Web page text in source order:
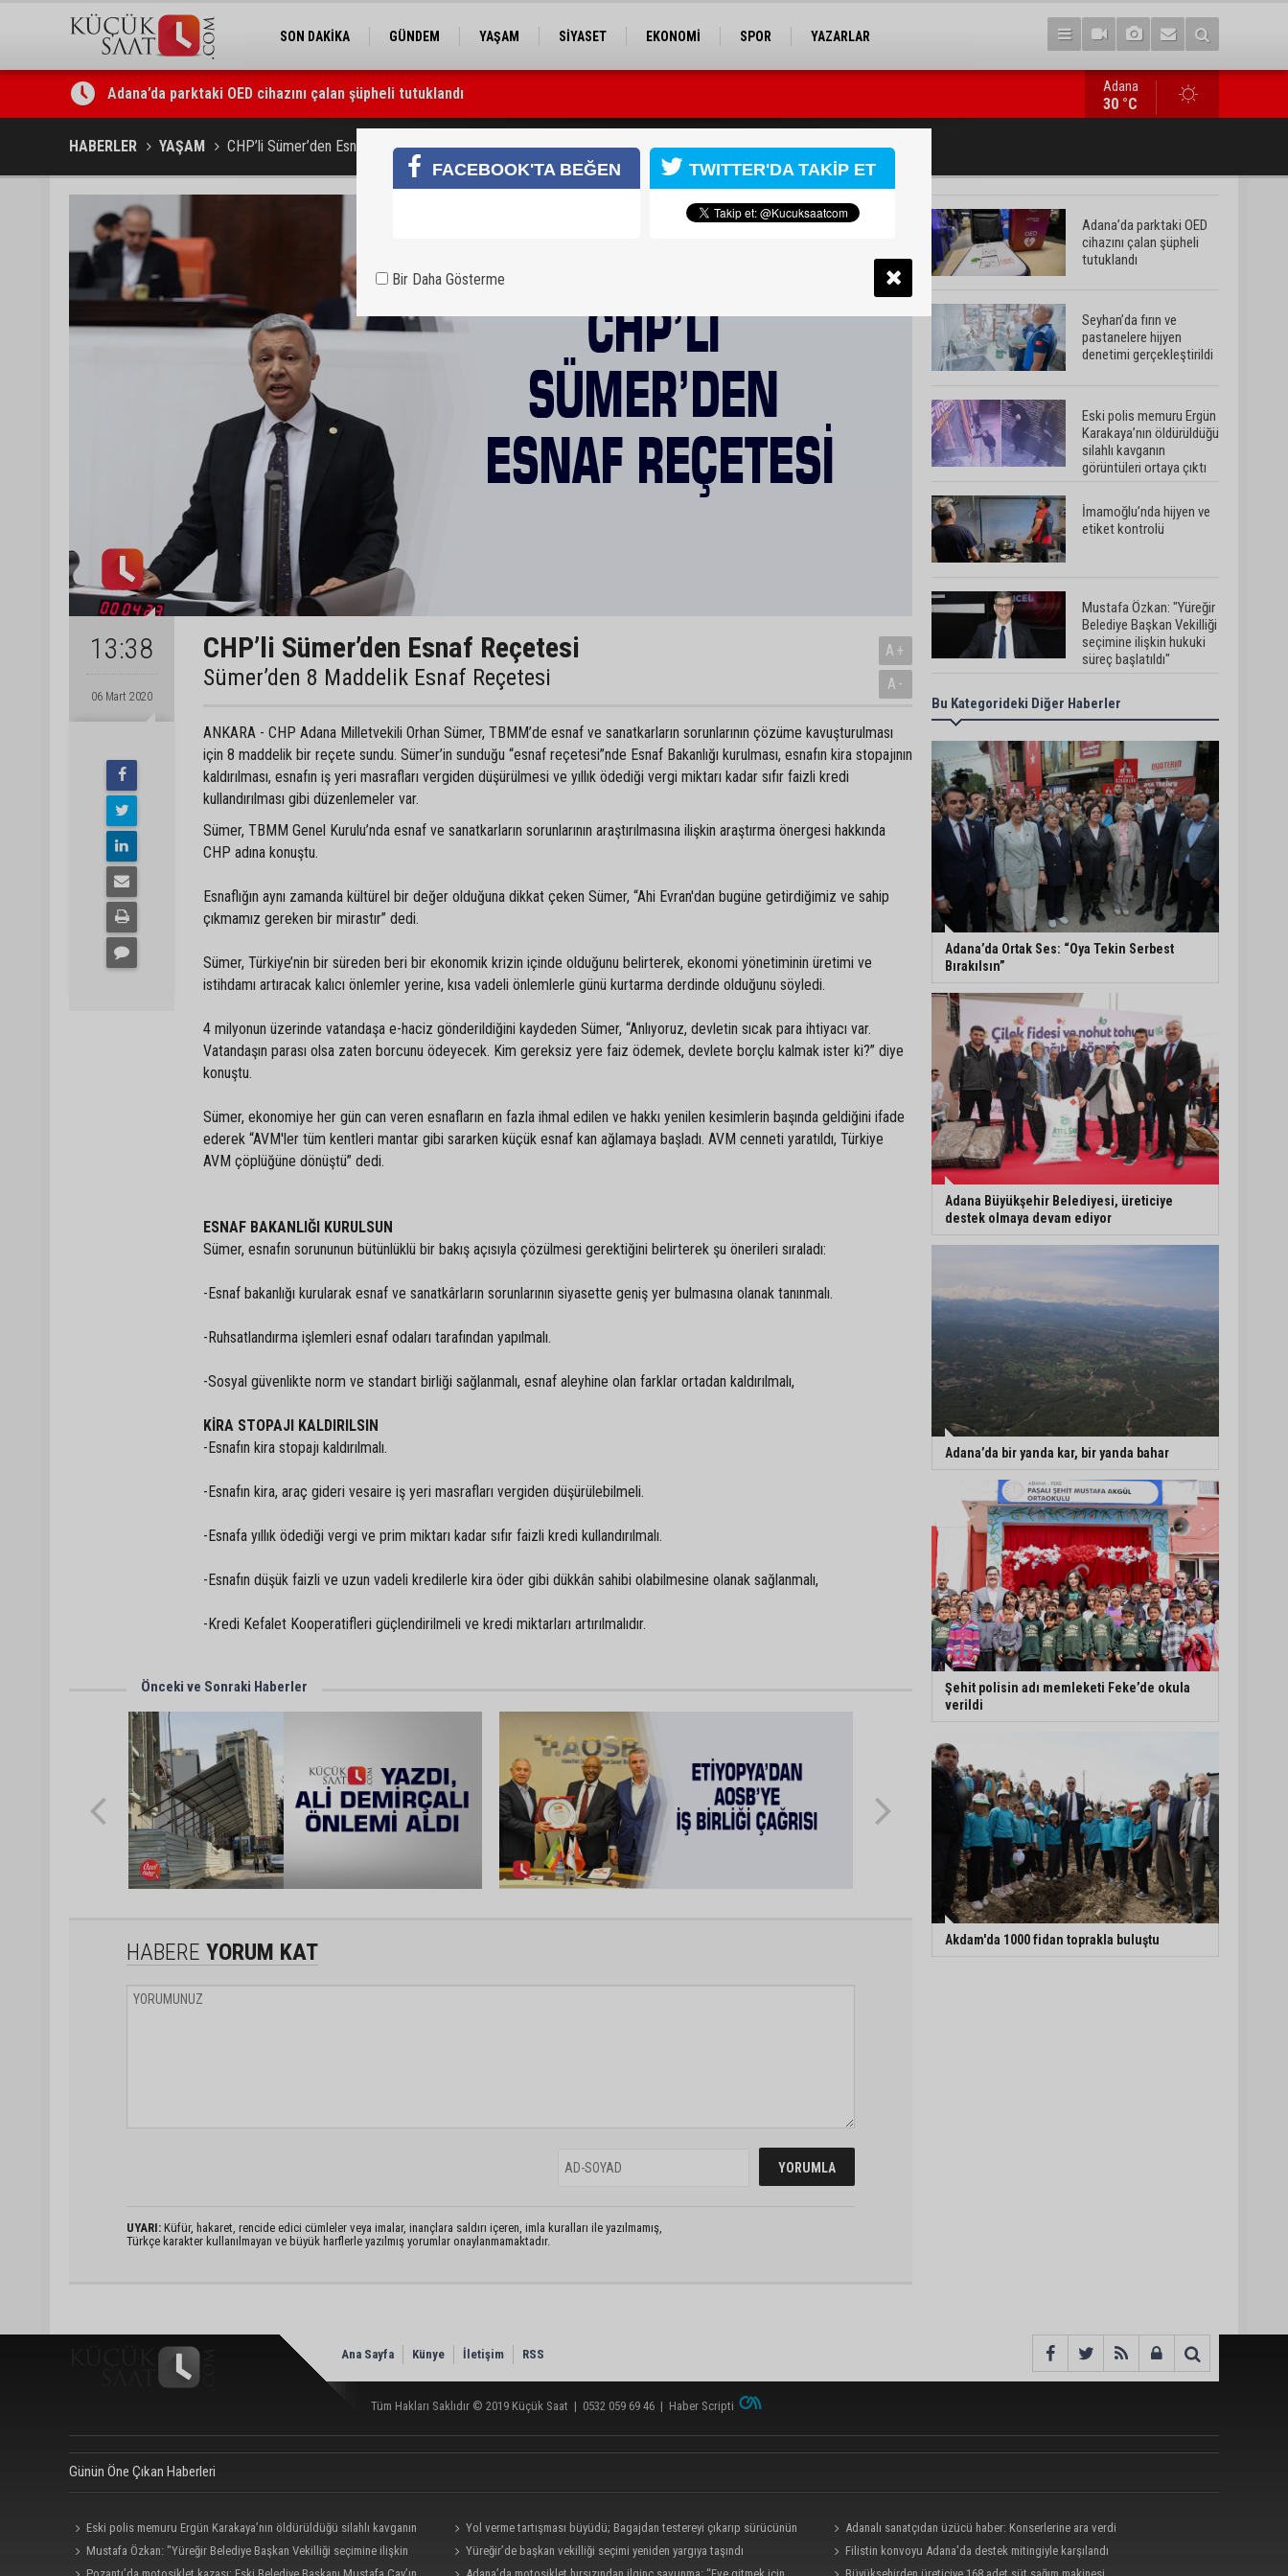
SON DAKİKA GÜNDEM YAŞAM SİYASET EKONOMİ SPOR YAZARLAR
Adana’da parktaki OED cihazını çalan şüpheli tutuklandı
Eski polis memuru Ergün Karakaya’nın öldürüldüğü silahlı
Adana
30 °C
HABERLER YAŞAM CHP’li Sümer’den Esnaf Reçetesi
13:38
06 Mart 2020
CHP’li Sümer’den Esnaf Reçetesi
Sümer’den 8 Maddelik Esnaf Reçetesi
A+
A-
ANKARA - CHP Adana Milletvekili Orhan Sümer, TBMM’de esnaf ve sanatkarların sorunlarının çözüme kavuşturulması
için 8 maddelik bir reçete sundu. Sümer’in sunduğu “esnaf reçetesi”nde Esnaf Bakanlığı kurulması, esnafın kira stopajının
kaldırılması, esnafın iş yeri masrafları vergiden düşürülmesi ve yıllık ödediği vergi miktarı kadar sıfır faizli kredi
kullandırılması gibi düzenlemeler var.
Sümer, TBMM Genel Kurulu’nda esnaf ve sanatkarların sorunlarının araştırılmasına ilişkin araştırma önergesi hakkında
CHP adına konuştu.
Esnaflığın aynı zamanda kültürel bir değer olduğuna dikkat çeken Sümer, “Ahi Evran'dan bugüne getirdiğimiz ve sahip
çıkmamız gereken bir mirastır” dedi.
Sümer, Türkiye’nin bir süreden beri bir ekonomik krizin içinde olduğunu belirterek, ekonomi yönetiminin üretimi ve
istihdamı artıracak kalıcı önlemler yerine, kısa vadeli önlemlerle günü kurtarma derdinde olduğunu söyledi.
4 milyonun üzerinde vatandaşa e-haciz gönderildiğini kaydeden Sümer, “Anlıyoruz, devletin sıcak para ihtiyacı var.
Vatandaşın parası olsa zaten borcunu ödeyecek. Kim gereksiz yere faiz ödemek, devlete borçlu kalmak ister ki?” diye
konuştu.
Sümer, ekonomiye her gün can veren esnafların en fazla ihmal edilen ve hakkı yenilen kesimlerin başında geldiğini ifade
ederek “AVM'ler tüm kentleri mantar gibi sararken küçük esnaf kan ağlamaya başladı. AVM cenneti yaratıldı, Türkiye
AVM çöplüğüne dönüştü” dedi.
ESNAF BAKANLIĞI KURULSUN
Sümer, esnafın sorununun bütünlüklü bir bakış açısıyla çözülmesi gerektiğini belirterek şu önerileri sıraladı:
-Esnaf bakanlığı kurularak esnaf ve sanatkârların sorunlarının siyasette geniş yer bulmasına olanak tanınmalı.
-Ruhsatlandırma işlemleri esnaf odaları tarafından yapılmalı.
-Sosyal güvenlikte norm ve standart birliği sağlanmalı, esnaf aleyhine olan farklar ortadan kaldırılmalı,
KİRA STOPAJI KALDIRILSIN
-Esnafın kira stopajı kaldırılmalı.
-Esnafın kira, araç gideri vesaire iş yeri masrafları vergiden düşürülebilmeli.
-Esnafa yıllık ödediği vergi ve prim miktarı kadar sıfır faizli kredi kullandırılmalı.
-Esnafın düşük faizli ve uzun vadeli kredilerle kira öder gibi dükkân sahibi olabilmesine olanak sağlanmalı,
-Kredi Kefalet Kooperatifleri güçlendirilmeli ve kredi miktarları artırılmalıdır.
Önceki ve Sonraki Haberler
HABERE YORUM KAT
UYARI: Küfür, hakaret, rencide edici cümleler veya imalar, inançlara saldırı içeren, imla kuralları ile yazılmamış,
Türkçe karakter kullanılmayan ve büyük harflerle yazılmış yorumlar onaylanmamaktadır.
Adana’da parktaki OED
cihazını çalan şüpheli
tutuklandı
Seyhan’da fırın ve
pastanelere hijyen
denetimi gerçekleştirildi
Eski polis memuru Ergün
Karakaya’nın öldürüldüğü
silahlı kavganın
görüntüleri ortaya çıktı
İmamoğlu’nda hijyen ve
etiket kontrolü
Mustafa Özkan: "Yüreğir
Belediye Başkan Vekilliği
seçimine ilişkin hukuki
süreç başlatıldı"
Güngör Geçer, hayvan
hakları temsilcileriyle bir
araya geldi
Adana’da sıcak hava
etkisini sürdürüyor:
Termometreler 38
dereceyi gördü
Yüreğir’de başkan
vekilliği seçimi yeniden
yargıya taşındı
Adanalı sanatçıdan
üzücü haber:
Konserlerine ara verdi
Büyükşehirden üreticiye
168 adet süt sağım
makinesi
Bu Kategorideki Diğer Haberler
Adana’da Ortak Ses: “Oya Tekin Serbest
Bırakılsın”
Adana Büyükşehir Belediyesi, üreticiye
destek olmaya devam ediyor
Adana’da bir yanda kar, bir yanda bahar
Şehit polisin adı memleketi Feke’de okula
verildi
Akdam'da 1000 fidan toprakla buluştu
Ana Sayfa Künye İletişim RSS
Tüm Hakları Saklıdır © 2019 Küçük Saat | 0532 059 69 46 | Haber Scripti
Günün Öne Çıkan Haberleri
Eski polis memuru Ergün Karakaya’nın öldürüldüğü silahlı kavganın
görüntüleri ortaya çıktı
Yol verme tartışması büyüdü; Bagajdan testereyi çıkarıp sürücünün
üzerine yürüdü
Adanalı sanatçıdan üzücü haber: Konserlerine ara verdi
Mustafa Özkan: "Yüreğir Belediye Başkan Vekilliği seçimine ilişkin
Yüreğir’de başkan vekilliği seçimi yeniden yargıya taşındı
Filistin konvoyu Adana'da destek mitingiyle karşılandı
FACEBOOK'TA BEĞEN TWITTER'DA TAKİP ET
Bir Daha Gösterme